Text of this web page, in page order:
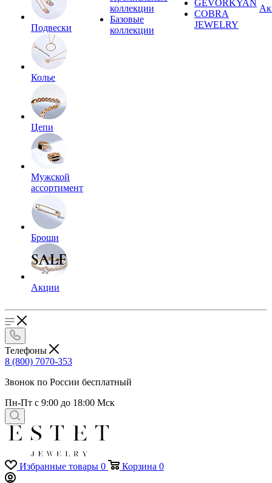
Подвески
Колье
Цепи
Мужской
ассортимент
Броши
Акции
коллекции
Базовые
коллекции
GEVORKYAN
COBRA
JEWELRY
Телефоны
8 (800) 7070-353
Звонок по России бесплатный
Пн-Пт с 9:00 до 18:00 Мск
Избранные товары 0 Корзина 0